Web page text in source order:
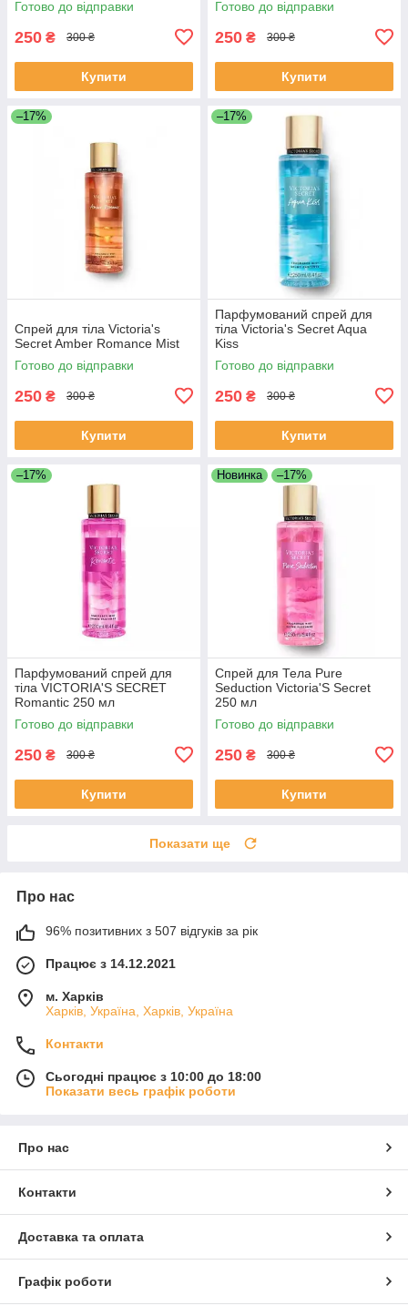
Готово до відправки
250 ₴ 300 ₴
Купити
Готово до відправки
250 ₴ 300 ₴
Купити
–17%
Спрей для тіла Victoria's
Secret Amber Romance Mist
Готово до відправки
250 ₴ 300 ₴
Купити
–17%
Парфумований спрей для
тіла Victoria's Secret Aqua
Kiss
Готово до відправки
250 ₴ 300 ₴
Купити
–17%
Парфумований спрей для
тіла VICTORIA'S SECRET
Romantic 250 мл
Готово до відправки
250 ₴ 300 ₴
Купити
Новинка –17%
Спрей для Тела Pure
Seduction Victoria'S Secret
250 мл
Готово до відправки
250 ₴ 300 ₴
Купити
Показати ще
Про нас
96% позитивних з 507 відгуків за рік
Працює з 14.12.2021
м. Харків
Харків, Україна, Харків, Україна
Контакти
Сьогодні працює з 10:00 до 18:00
Показати весь графік роботи
Про нас
Контакти
Доставка та оплата
Графік роботи